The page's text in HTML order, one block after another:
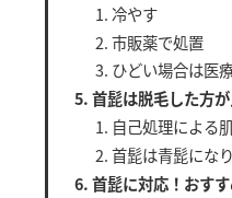
冷やす
市販薬で処置
ひどい場合は医
首髭は脱毛した方
自己処理による
首髭は青髭にな
首髭に対応！おす